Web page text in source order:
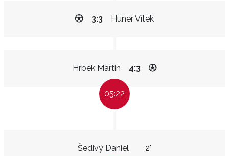
Huner Vítek
3:3
Hrbek Martin 4:3
05:22
Šedivý Daniel 2"